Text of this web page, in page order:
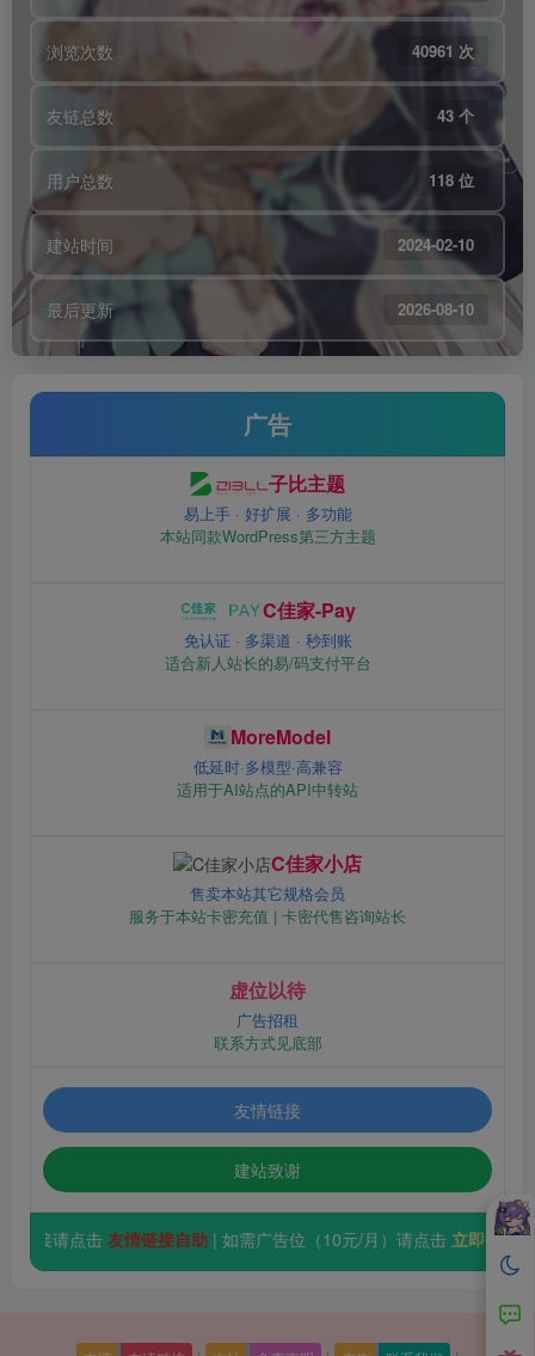
浏览次数 40961 次
友链总数 43 个
用户总数 118 位
建站时间 2024-02-10
最后更新 2026-08-10
广告
子比主题
易上手 · 好扩展 · 多功能
本站同款WordPress第三方主题
C佳家-Pay
免认证 · 多渠道 · 秒到账
适合新人站长的易/码支付平台
MoreModel
低延时·多模型·高兼容
适用于AI站点的API中转站
C佳家小店
售卖本站其它规格会员
服务于本站卡密充值 | 卡密代售咨询站长
虚位以待
广告招租
联系方式见底部
友情链接
建站致谢
要友情链接请点击友情链接自助| 如需广告位（10元/月）请点击 立即